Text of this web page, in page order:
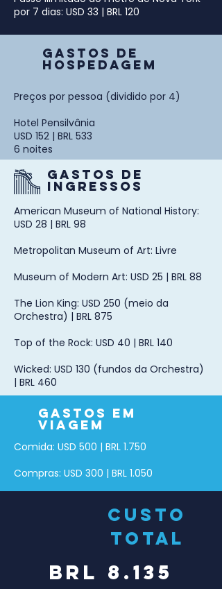
por 7 dias: USD 33 | BRL 120
GASTOS DE
HOSPEDAGEM
Preços por pessoa (dividido por 4)
Hotel Pensilvânia
USD 152 | BRL 533
6 noites
GASTOS DE
INGRESSOS
American Museum of National History:
USD 28 | BRL 98
Metropolitan Museum of Art: Livre
Museum of Modern Art: USD 25 | BRL 88
The Lion King: USD 250 (meio da
Orchestra) | BRL 875
Top of the Rock: USD 40 | BRL 140
Wicked: USD 130 (fundos da Orchestra)
| BRL 460
GASTOS EM
VIAGEM
Comida: USD 500 | BRL 1.750
Compras: USD 300 | BRL 1.050
CUSTO
TOTAL
BRL 8.135